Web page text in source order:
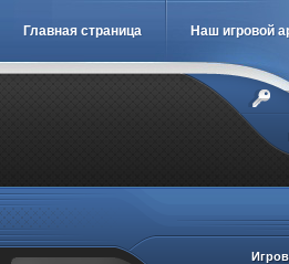
Главная страница Наш игровой